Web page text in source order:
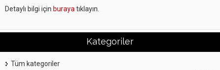
Detaylı bilgi için buraya tıklayın.
Kategoriler
Tüm kategoriler